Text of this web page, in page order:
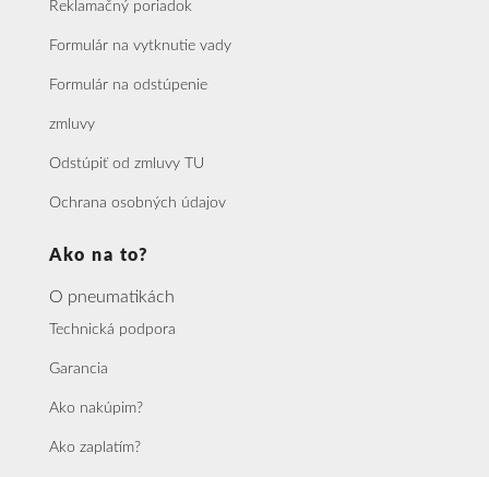
Reklamačný poriadok
Formulár na vytknutie vady
Formulár na odstúpenie
zmluvy
Odstúpiť od zmluvy TU
Ochrana osobných údajov
Ako na to?
O pneumatikách
Technická podpora
Garancia
Ako nakúpim?
Ako zaplatím?